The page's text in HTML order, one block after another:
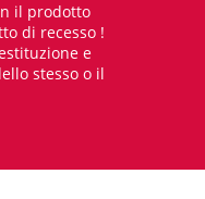
il prodotto
di recesso !
e
stesso o il